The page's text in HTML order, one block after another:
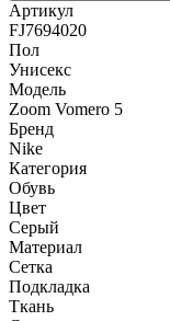
Артикул
FJ7694020
Пол
Унисекс
Модель
Zoom Vomero 5
Бренд
Nike
Категория
Обувь
Цвет
Серый
Материал
Сетка
Подкладка
Ткань